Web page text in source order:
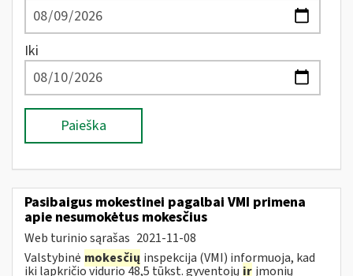
Iki
Paieška
Pasibaigus mokestinei pagalbai VMI primena
apie nesumokėtus mokesčius
Web turinio sąrašas 2021-11-08
Valstybinė mokesčių inspekcija (VMI) informuoja, kad
iki lapkričio vidurio 48,5 tūkst. gyventojų ir įmonių